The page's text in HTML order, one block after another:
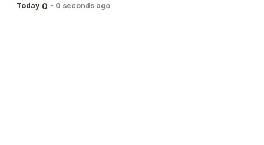
Today 0 - 0 seconds ago